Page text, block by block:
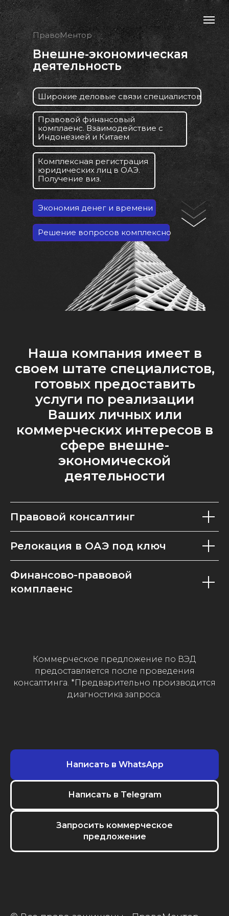
Внешне-экономическая
деятельность
ПравоМентор
Широкие деловые связи специалистов
Решение вопросов комплексно
Экономия денег и времени
Комплексная регистрация
юридических лиц в ОАЭ.
Получение виз.
Правовой финансовый
комплаенс. Взаимодействие с
Индонезией и Китаем
Наша компания имеет в
своем штате специалистов,
готовых предоставить
услуги по реализации
Ваших личных или
коммерческих интересов в
сфере внешне-
экономической
деятельности
Правовой консалтинг
Релокация в ОАЭ под ключ
Финансово-правовой
комплаенс
Коммерческое предложение по ВЭД
предоставляется после проведения
консалтинга. *Предварительно производится
диагностика запроса.
Написать в WhatsApp
Написать в Telegram
Запросить коммерческое
предложение